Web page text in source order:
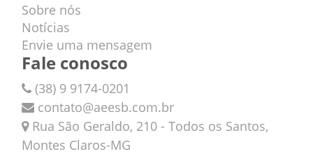
Sobre nós
Notícias
Envie uma mensagem
Fale conosco
(38) 9 9174-0201
contato@aeesb.com.br
Rua São Geraldo, 210 - Todos os Santos,
Montes Claros-MG